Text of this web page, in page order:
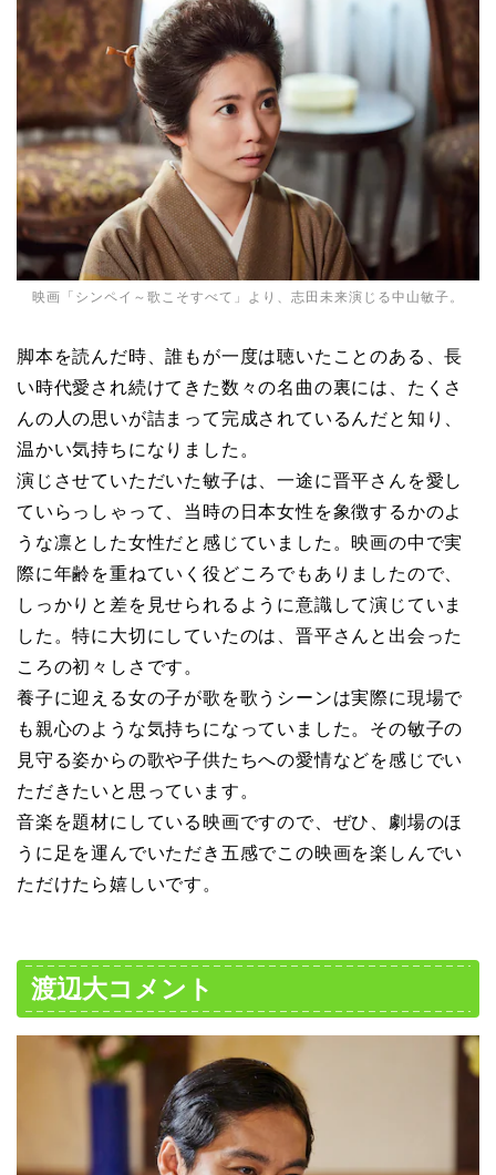
映画「シンペイ～歌こそすべて」より、志田未来演じる中山敏子。
脚本を読んだ時、誰もが一度は聴いたことのある、長
い時代愛され続けてきた数々の名曲の裏には、たくさ
んの人の思いが詰まって完成されているんだと知り、
温かい気持ちになりました。
演じさせていただいた敏子は、一途に晋平さんを愛し
ていらっしゃって、当時の日本女性を象徴するかのよ
うな凛とした女性だと感じていました。映画の中で実
際に年齢を重ねていく役どころでもありましたので、
しっかりと差を見せられるように意識して演じていま
した。特に大切にしていたのは、晋平さんと出会った
ころの初々しさです。
養子に迎える女の子が歌を歌うシーンは実際に現場で
も親心のような気持ちになっていました。その敏子の
見守る姿からの歌や子供たちへの愛情などを感じでい
ただきたいと思っています。
音楽を題材にしている映画ですので、ぜひ、劇場のほ
うに足を運んでいただき五感でこの映画を楽しんでい
ただけたら嬉しいです。
渡辺大コメント